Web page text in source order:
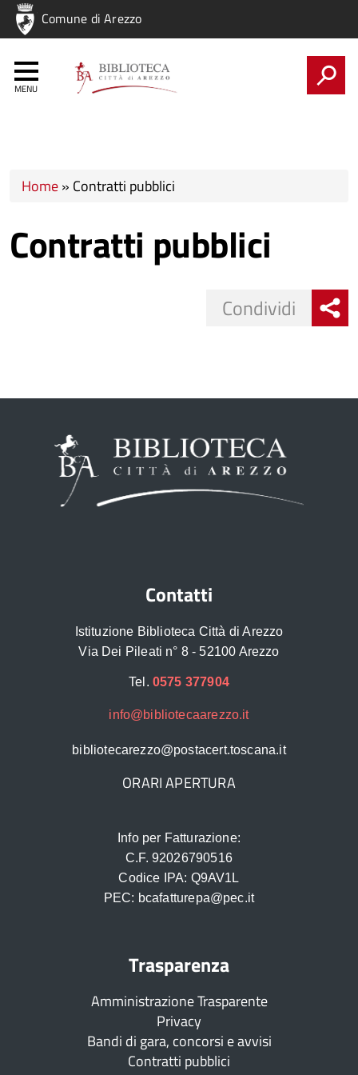
Regione
Nome
Regione
Comune di Arezzo
Tu sei qui
Home» Contratti pubblici
Contratti pubblici
Condividi
Contatti
Istituzione Biblioteca Città di Arezzo
Via Dei Pileati n° 8 - 52100 Arezzo
Tel. 0575 377904
info@bibliotecaarezzo.it
bibliotecarezzo@postacert.toscana.it
ORARI APERTURA
Info per Fatturazione:
C.F. 92026790516
Codice IPA: Q9AV1L
PEC: bcafatturepa@pec.it
Trasparenza
Amministrazione Trasparente
Privacy
Bandi di gara, concorsi e avvisi
Contratti pubblici